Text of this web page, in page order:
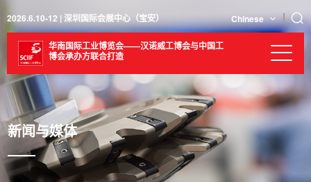
2026.6.10-12 | 深圳国际会展中心（宝安） Chinese
华南国际工业博览会——汉诺威工博会与中国工
博会承办方联合打造
新闻与媒体